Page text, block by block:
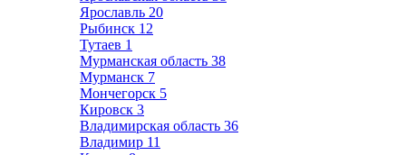
Ярославль 20
Рыбинск 12
Тутаев 1
Мурманская область 38
Мурманск 7
Мончегорск 5
Кировск 3
Владимирская область 36
Владимир 11